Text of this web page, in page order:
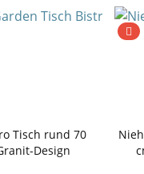
Tisch rund 70
Design